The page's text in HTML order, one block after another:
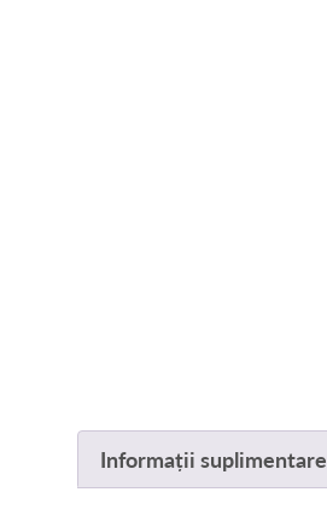
Informații suplimentare